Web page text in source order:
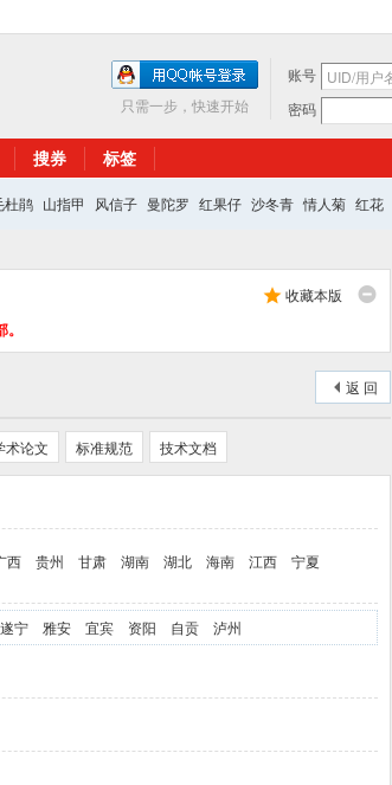
账号
密码
只需一步，快速开始
搜券 标签
杜鹃 山指甲 风信子 曼陀罗 红果仔 沙冬青 情人菊 红花
收藏本版
返 回
术论文 标准规范 技术文档
西 贵州 甘肃 湖南 湖北 海南 江西
宁夏
遂宁 雅安 宜宾 资阳 自贡
泸州